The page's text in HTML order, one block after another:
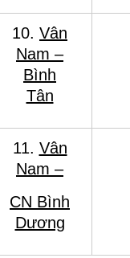
10. Vân
Nam –
Bình
Tân
11. Vân
Nam –
CN Bình
Dương